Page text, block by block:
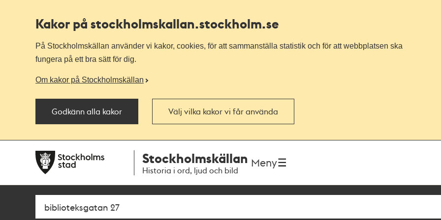
Kakor på stockholmskallan.stockholm.se
På Stockholmskällan använder vi kakor, cookies, för att sammanställa statistik och för att webbplatsen ska
fungera på ett bra sätt för dig.
Om kakor på Stockholmskällan
Godkänn alla kakor Välj vilka kakor vi får använda
navigationen
huvudinnehållet
Stockholmskällan
Historia i ord, ljud och bild
Meny
Sök